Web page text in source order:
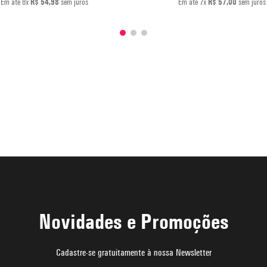
Em até8x R$ 54,98 sem juros Em até 7x R$ 57,00 sem juros
Novidades e Promoções
Cadastre-se gratuitamente à nossa Newsletter